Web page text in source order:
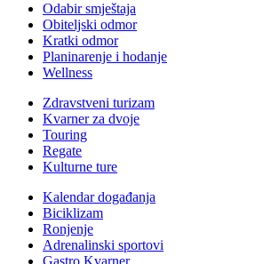
Odabir smještaja
Obiteljski odmor
Kratki odmor
Planinarenje i hodanje
Wellness
Zdravstveni turizam
Kvarner za dvoje
Touring
Regate
Kulturne ture
Kalendar događanja
Biciklizam
Ronjenje
Adrenalinski sportovi
Gastro Kvarner